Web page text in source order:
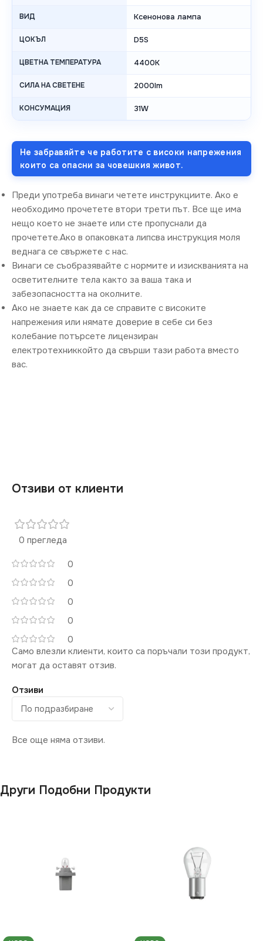
ВИД Ксенонова лампа
ЦОКЪЛ D5S
ЦВЕТНА ТЕМПЕРАТУРА 4400K
СИЛА НА СВЕТЕНЕ 2000lm
КОНСУМАЦИЯ 31W
Не забравяйте че работите с високи напрежения
които са опасни за човешкия живот.
Преди употреба винаги четете инструкциите. Ако е
необходимо прочетете втори трети път. Все ще има
нещо което не знаете или сте пропуснали да
прочетете.Ако в опаковката липсва инструкция моля
веднага се свържете с нас.
Винаги се съобразявайте с нормите и изискванията на
осветителните тела както за ваша така и
забезопасността на околните.
Ако не знаете как да се справите с високите
напрежения или нямате доверие в себе си без
колебание потърсете лицензиран
електротехниккойто да свърши тази работа вместо
вас.
Отзиви от клиенти
0 прегледа
0
0
0
0
0
Отзиви
Все още няма отзиви.
Само влезли клиенти, които са поръчали този продукт,
могат да оставят отзив.
Други Подобни Продукти